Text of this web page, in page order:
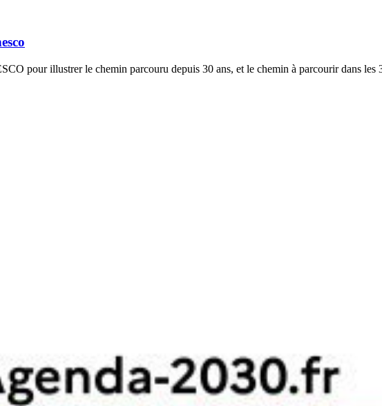
pour illustrer le chemin parcouru depuis 30 ans, et le chemin à parcourir dans les